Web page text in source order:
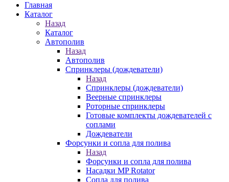
Главная
Каталог
Назад
Каталог
Автополив
Назад
Автополив
Спринклеры (дождеватели)
Назад
Спринклеры (дождеватели)
Веерные спринклеры
Роторные спринклеры
Готовые комплекты дождевателей с
соплами
Дождеватели
Форсунки и сопла для полива
Назад
Форсунки и сопла для полива
Насадки MP Rotator
Сопла для полива